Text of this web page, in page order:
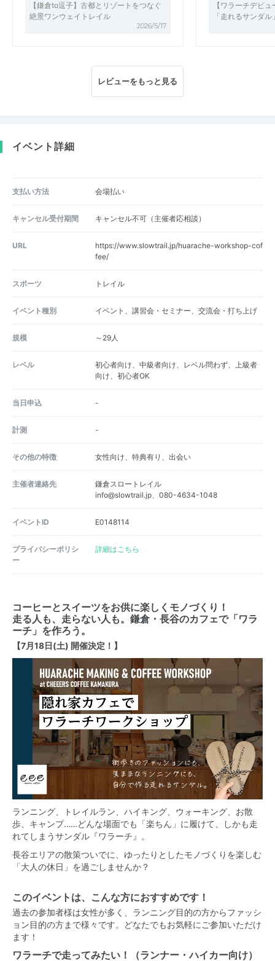
【鎌倉to逗子】古都とリゾートをつなぐ
絶景ワンウェイトレイル
2026/5/17
【ワラーチデビ
「走れるサンダ
レビューをもっと見る
イベント詳細
支払い方法 会場払い
キャンセル受付期間 キャンセル不可（主催者応相談）
URL
https://www.slowtrail.jp/huarache-workshop-cof
fee/
スポーツ トレイル
イベント種別 イベント、講習会・セミナー、交流会・打ち上げ
規模 ～29人
レベル
初心者向け、中級者向け、レベル問わず、上級者
向け、初心者OK
当日申込 -
計測 -
その他の特徴 女性向け、特典有り、出会い
主催者連絡先
鎌倉スロートレイル
info@slowtrail.jp、080-4634-1048
イベントID E0148114
プライバシーポリシ
ー
詳細はこちら
コーヒーとスイーツをお供に楽しくモノづくり！
走る人も、走らない人も。鎌倉・長谷のカフェで「ワラ
ーチ」を作ろう。
【7月18日(土) 開催決定！】
ランニング、トレイルラン、ハイキング、ウォーキング、お散
歩、キャンプ……どんな場面でも「楽ちん」に履けて、しかも走
れてしまうサンダル『ワラーチ』。
長谷エリアの散策ついでに、ゆったりとしたモノづくりを楽しむ
「大人の休日」を過ごしませんか？
このイベントは、こんな方におすすめです！
過去の参加者様は女性が多く、ランニング目的の方からファッシ
ョン目的の方まで様々です。どなたでもお気軽にご参加いただけ
ます！
ワラーチで走ってみたい！（ランナー・ハイカー向け）